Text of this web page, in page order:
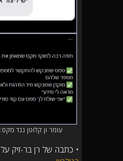
עומר ון קלוטן נגד מקס:
• כתבה של רן בר-זיק על